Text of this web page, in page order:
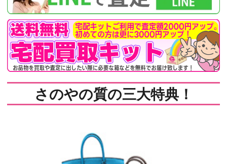
さのやの質の三大特典！